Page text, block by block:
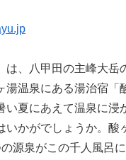
は、八甲田の主峰大岳
湯温泉にある湯治宿「
い夏にあえて温泉に浸
いかがでしょうか。酸
源泉がこの千人風呂に